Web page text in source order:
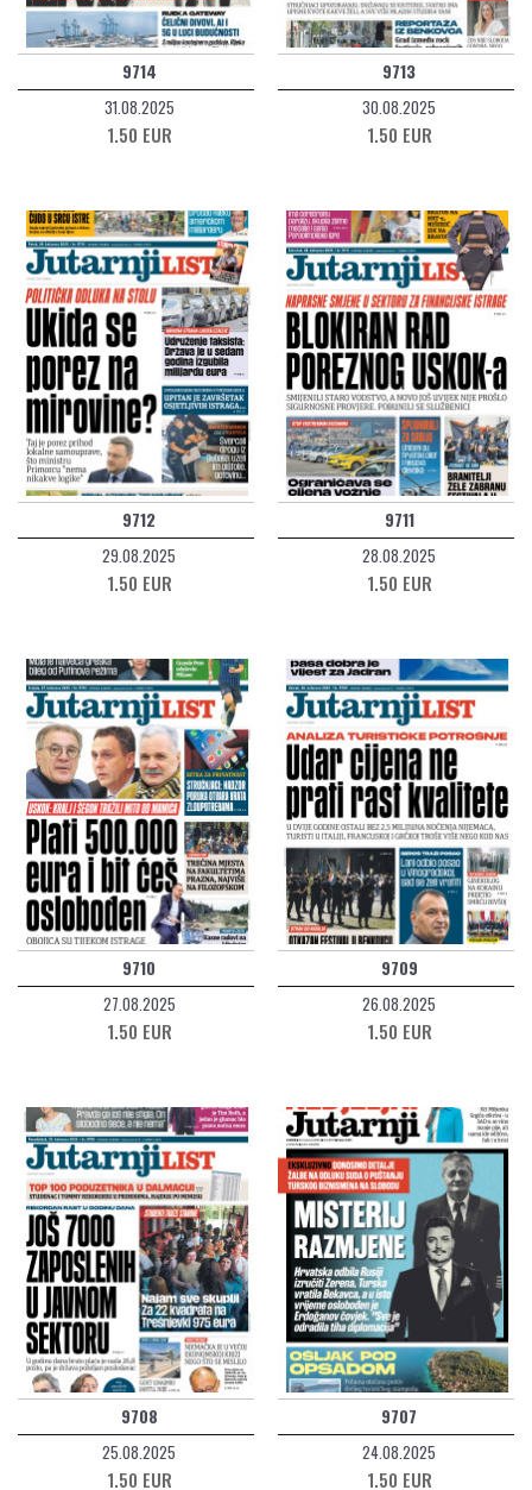
9714
31.08.2025
1.50 EUR
9713
30.08.2025
1.50 EUR
9712
29.08.2025
1.50 EUR
9711
28.08.2025
1.50 EUR
9710
27.08.2025
1.50 EUR
9709
26.08.2025
1.50 EUR
9708
25.08.2025
1.50 EUR
9707
24.08.2025
1.50 EUR